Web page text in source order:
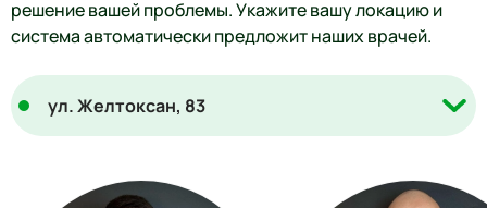
решение вашей проблемы. Укажите вашу локацию и
система автоматически предложит наших врачей.
ул. Желтоксан, 83